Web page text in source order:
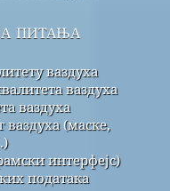
питања
ваздуха
ваздуха
ваздуха
ваздуха (маске,
интерфејс)
података